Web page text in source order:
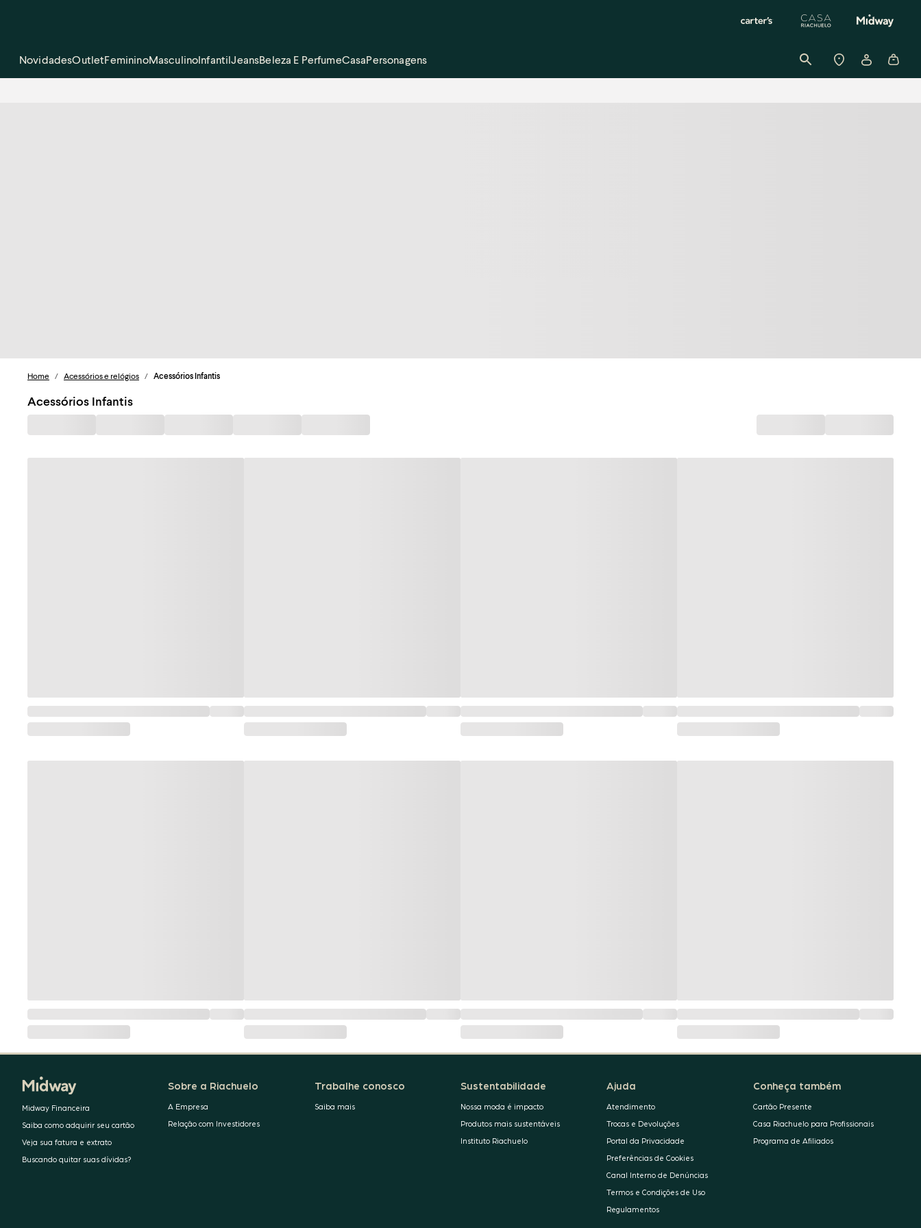
NovidadesOutletFemininoMasculinoInfantilJeansBeleza E PerfumeCasaPersonagens
Home / Acessórios e relógios / Acessórios Infantis
Acessórios Infantis
Midway Financeira
Saiba como adquirir seu cartão
Veja sua fatura e extrato
Buscando quitar suas dívidas?
Sobre a Riachuelo
A Empresa
Relação com Investidores
Trabalhe conosco
Saiba mais
Sustentabilidade
Nossa moda é impacto
Produtos mais sustentáveis
Instituto Riachuelo
Ajuda
Atendimento
Trocas e Devoluções
Portal da Privacidade
Preferências de Cookies
Canal Interno de Denúncias
Termos e Condições de Uso
Regulamentos
Conheça também
Cartão Presente
Casa Riachuelo para Profissionais
Programa de Afiliados